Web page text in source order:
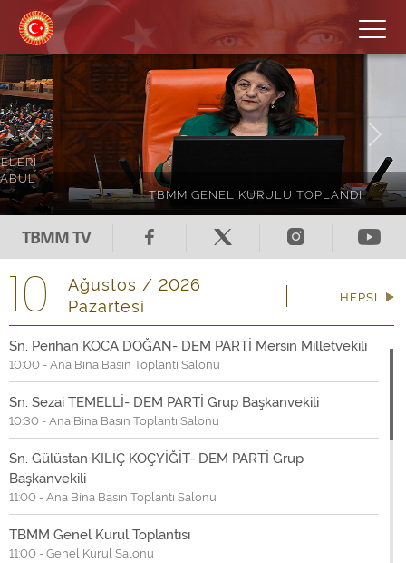
TBMM GENEL KURULU TOPLANDI
Previous Next
TBMM TV
10 Ağustos / 2026
Pazartesi
HEPSİ
Sn. Perihan KOCA DOĞAN- DEM PARTİ Mersin Milletvekili
10:00 - Ana Bina Basın Toplantı Salonu
Sn. Sezai TEMELLİ- DEM PARTİ Grup Başkanvekili
10:30 - Ana Bina Basın Toplantı Salonu
Sn. Gülüstan KILIÇ KOÇYİĞİT- DEM PARTİ Grup
Başkanvekili
11:00 - Ana Bina Basın Toplantı Salonu
TBMM Genel Kurul Toplantısı
11:00 - Genel Kurul Salonu